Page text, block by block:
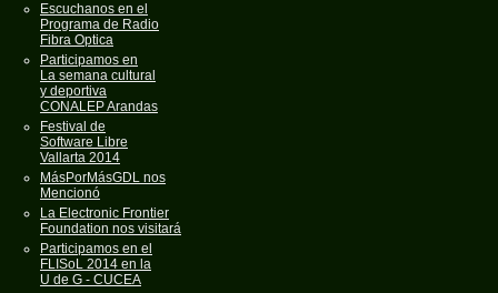
Escuchanos en el
Programa de Radio
Fibra Optica
Participamos en
La semana cultural
y deportiva
CONALEP Arandas
Festival de
Software Libre
Vallarta 2014
MásPorMásGDL nos
Mencionó
La Electronic Frontier
Foundation nos visitará
Participamos en el
FLISoL 2014 en la
U de G - CUCEA